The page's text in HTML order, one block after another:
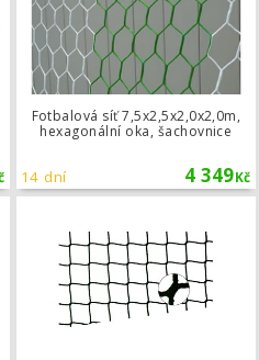
Fotbalová síť 7,5x2,5x2,0x2,0m,
hexagonální oka, šachovnice
4 349Kč
14 dní